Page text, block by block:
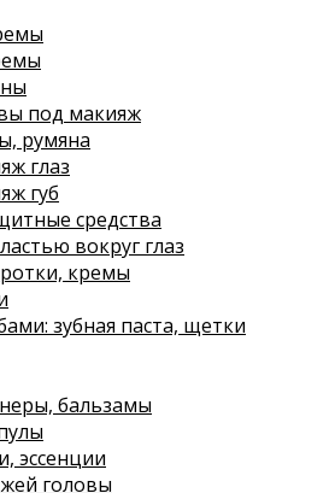
под макияж
румяна
глаз
губ
средства
вокруг глаз
кремы
зубная паста, щетки
бальзамы
эссенции
головы